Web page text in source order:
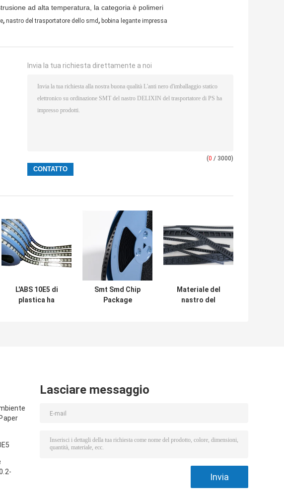
ad alta temperatura, la categoria è polimeri
, nastro del trasportatore dello smd , bobina legante impressa
Invia la tua richiesta direttamente a noi
(0 / 3000)
L'ABS 10E5 di
plastica ha
Smt Smd Chip
Package
Materiale del
nastro del
Lasciare messaggio